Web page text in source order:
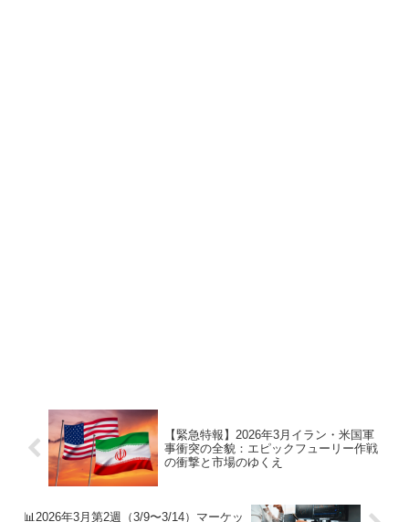
【緊急特報】2026年3月イラン・米国軍
事衝突の全貌：エピックフューリー作戦
の衝撃と市場のゆくえ
📊2026年3月第2週（3/9〜3/14）マーケッ